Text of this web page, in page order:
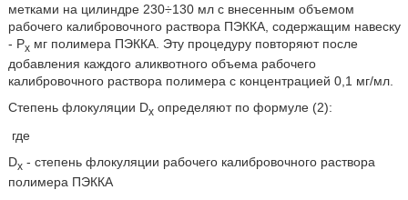
метками на цилиндре 230÷130 мл с внесенным объемом
рабочего калибровочного раствора ПЭККА, содержащим навеску
- Рхмг полимера ПЭККА. Эту процедуру повторяют после
добавления каждого аликвотного объема рабочего
калибровочного раствора полимера с концентрацией 0,1 мг/мл.
Степень флокуляции Dxопределяют по формуле (2):
где
Dx- степень флокуляции рабочего калибровочного раствора
полимера ПЭККА